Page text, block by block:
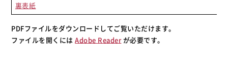
裏表紙
PDFファイルをダウンロードしてご覧いただけます。
ファイルを開くにはAdobe Readerが必要です。